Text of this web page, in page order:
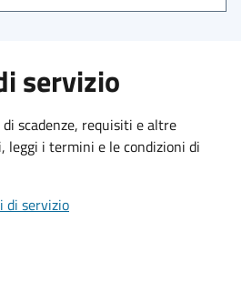
servizio
scadenze, requisiti e altre
i termini e le condizioni di
di servizio